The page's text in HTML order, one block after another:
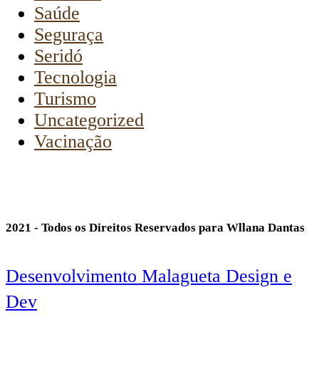
Saúde
Seguraça
Seridó
Tecnologia
Turismo
Uncategorized
Vacinação
2021 - Todos os Direitos Reservados para Wllana Dantas
Desenvolvimento Malagueta Design e
Dev